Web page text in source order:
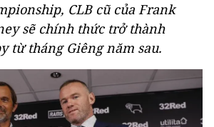
CLB cũ của Frank
sẽ chính thức trở thành
từ tháng Giêng năm sau.